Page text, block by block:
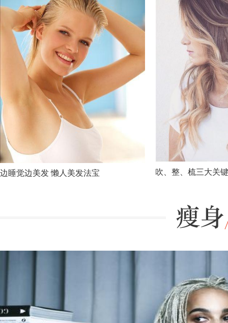
边睡觉边美发 懒人美发法宝 吹、整、梳三大关